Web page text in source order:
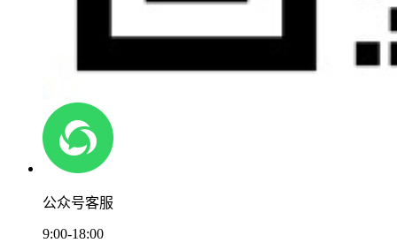
公众号客服
9:00-18:00